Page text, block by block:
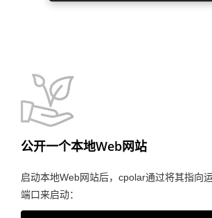
公开一个本地Web网站
启动本地Web网站后，cpolar通过将其指向
端口来启动：